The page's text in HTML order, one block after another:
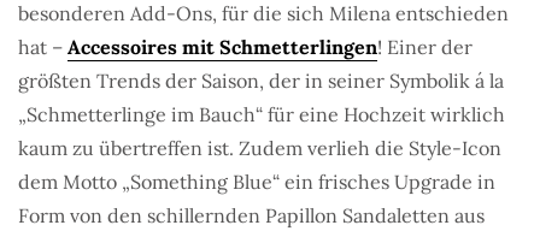
besonderen Add-Ons, für die sich Milena entschieden
hat – Accessoires mit Schmetterlingen! Einer der
größten Trends der Saison, der in seiner Symbolik á la
„Schmetterlinge im Bauch“ für eine Hochzeit wirklich
kaum zu übertreffen ist. Zudem verlieh die Style-Icon
dem Motto „Something Blue“ ein frisches Upgrade in
Form von den schillernden Papillon Sandaletten aus